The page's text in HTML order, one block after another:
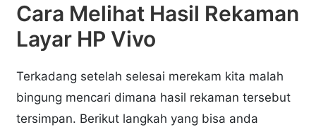
Cara Melihat Hasil Rekaman
Layar HP Vivo
Terkadang setelah selesai merekam kita malah
bingung mencari dimana hasil rekaman tersebut
tersimpan. Berikut langkah yang bisa anda